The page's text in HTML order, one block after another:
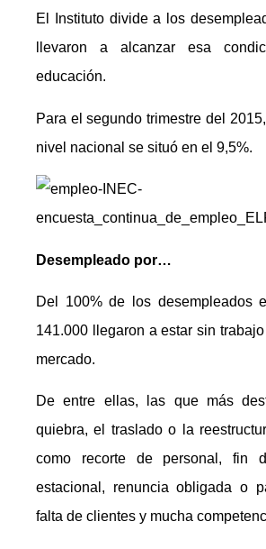
El Instituto divide a los
llevaron a alcanzar esa
educación.
Para el segundo trimestre del
nivel nacional se situó en el 9,5%.
Desempleado por…
Del 100% de los desempleados
141.000 llegaron a estar sin
mercado.
De entre ellas, las que más
quiebra, el traslado o la
como recorte de personal, fin
estacional, renuncia obligada o
falta de clientes y mucha